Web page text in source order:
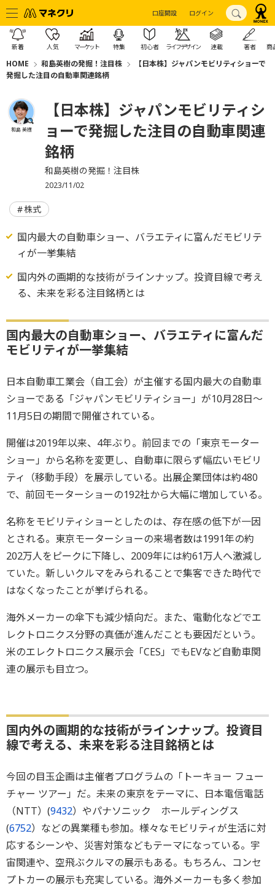
口座開設 ログイン
新着 人気 マーケット 特集 初心者 ライフデザイン 連載 著者 商
HOME 和島英樹の発掘！注目株
【日本株】ジャパンモビリティショーで
発掘した注目の自動車関連銘柄
和島 英樹
【日本株】ジャパンモビリティシ
ョーで発掘した注目の自動車関連
銘柄
和島英樹の発掘！注目株
2023/11/02
株式
国内最大の自動車ショー、バラエティに富んだモビリテ
ィが一挙集結
国内外の画期的な技術がラインナップ。投資目線で考え
る、未来を彩る注目銘柄とは
国内最大の自動車ショー、バラエティに富んだ
モビリティが一挙集結
日本自動車工業会（自工会）が主催する国内最大の自動車
ショーである「ジャパンモビリティショー」が10月28日～
11月5日の期間で開催されている。
開催は2019年以来、4年ぶり。前回までの「東京モーター
ショー」から名称を変更し、自動車に限らず幅広いモビリ
ティ（移動手段）を展示している。出展企業団体は約480
で、前回モーターショーの192社から大幅に増加している。
名称をモビリティショーとしたのは、存在感の低下が一因
とされる。東京モーターショーの来場者数は1991年の約
202万人をピークに下降し、2009年には約61万人へ激減し
ていた。新しいクルマをみられることで集客できた時代で
はなくなったことが挙げられる。
海外メーカーの傘下も減少傾向だ。また、電動化などでエ
レクトロニクス分野の真価が進んだことも要因だという。
米のエレクトロニクス展示会「CES」でもEVなど自動車関
連の展示も目立つ。
国内外の画期的な技術がラインナップ。投資目
線で考える、未来を彩る注目銘柄とは
今回の目玉企画は主催者プログラムの「トーキョー フュー
チャー ツアー」だ。未来の東京をテーマに、日本電信電話
（NTT）(9432）やパナソニック ホールディングス
(6752）などの異業種も参加。様々なモビリティが生活に対
応するシーンや、災害対策などもテーマになっている。宇
宙関連や、空飛ぶクルマの展示もある。もちろん、コンセ
プトカーの展示も充実している。海外メーカーも多く参加